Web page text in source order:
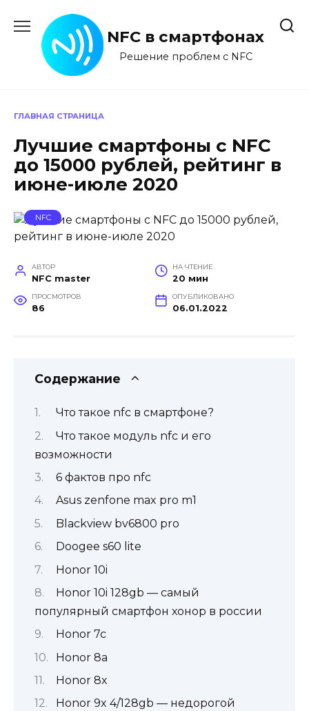
содержанию
NFC в смартфонах
Решение проблем с NFC
ГЛАВНАЯ СТРАНИЦА
Лучшие смартфоны с NFC
до 15000 рублей, рейтинг в
июне-июле 2020
NFC
АВТОР
NFC master
НА ЧТЕНИЕ
20 мин
ПРОСМОТРОВ
86
ОПУБЛИКОВАНО
06.01.2022
Содержание
Что такое nfc в смартфоне?
Что такое модуль nfc и его
возможности
6 фактов про nfc
Asus zenfone max pro m1
Blackview bv6800 pro
Doogee s60 lite
Honor 10i
Honor 10i 128gb — самый
популярный смартфон хонор в россии
Honor 7c
Honor 8a
Honor 8x
Honor 9x 4/128gb — недорогой